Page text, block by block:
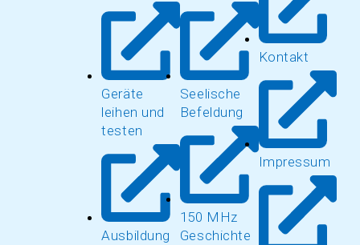
Geräte
leihen und
testen
Ausbildung
Seelische
Befeldung
150 MHz
Geschichte
Kontakt
Impressum